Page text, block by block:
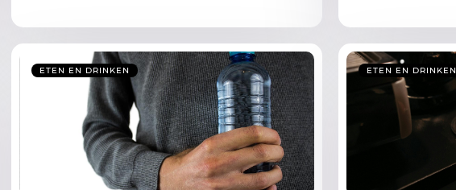
ETEN EN DRINKEN ETEN EN DRINKEN